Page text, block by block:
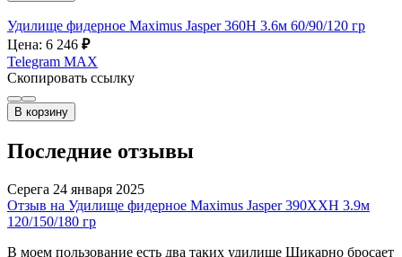
Удилище фидерное Maximus Jasper 360H 3.6м 60/90/120 гр
Цена: 6 246 ₽
Telegram MAX
Скопировать ссылку
В корзину
Последние отзывы
Серега 24 января 2025
Отзыв на Удилище фидерное Maximus Jasper 390XXH 3.9м
120/150/180 гр
В моем пользование есть два таких удилище Шикарно бросает